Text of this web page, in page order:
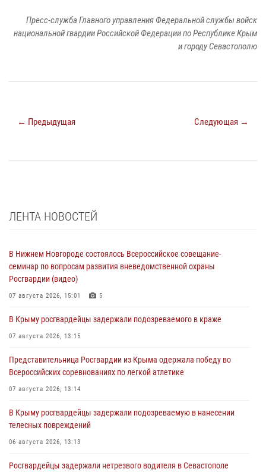
Пресс-служба Главного управления Федеральной службы войск
национальной гвардии Российской Федерации по Республике Крым
и городу Севастополю
← Предыдущая Следующая →
ЛЕНТА НОВОСТЕЙ
В Нижнем Новгороде состоялось Всероссийское совещание-
семинар по вопросам развития вневедомственной охраны
Росгвардии (видео)
07 августа 2026, 15:01 5
В Крыму росгвардейцы задержали подозреваемого в краже
07 августа 2026, 13:15
Представительница Росгвардии из Крыма одержала победу во
Всероссийских соревнованиях по легкой атлетике
07 августа 2026, 13:14
В Крыму росгвардейцы задержали подозреваемую в нанесении
телесных повреждений
06 августа 2026, 13:13
Росгвардейцы задержали нетрезвого водителя в Севастополе